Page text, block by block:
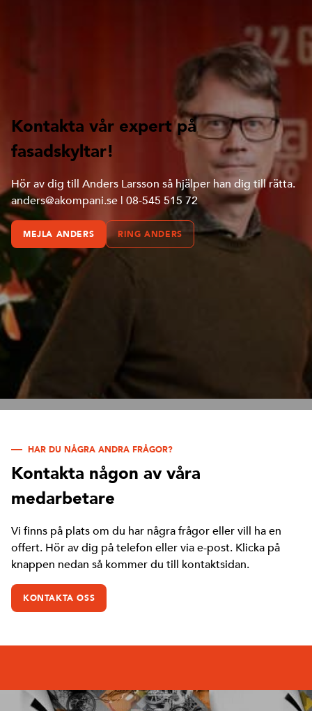
Kontakta vår expert på
fasadskyltar!
Hör av dig till Anders Larsson så hjälper han dig till rätta.
anders@akompani.se | 08-545 515 72
MEJLA ANDERS RING ANDERS
HAR DU NÅGRA ANDRA FRÅGOR?
Kontakta någon av våra
medarbetare
Vi finns på plats om du har några frågor eller vill ha en
offert. Hör av dig på telefon eller via e-post. Klicka på
knappen nedan så kommer du till kontaktsidan.
KONTAKTA OSS